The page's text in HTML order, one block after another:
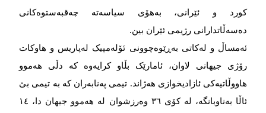
کورد و ئێرانی، بەهۆی سیاسەتە چەقبەستوەکانی
دەسەڵاتدارانی رژیمی ئێران بین.
ئەمساڵ و لەکاتی بەڕێوەچوونی ئۆلەمپیک لەپاریس و هاوکات
رۆژی جیهانی لاوان، ئامارێک بڵاو کرایەوە کە دڵی هەموو
هاووڵاتیەکی ئازادیخوازی هەژاند. تیمی پەنابەران کە بە تیمی بێ
ئاڵا بەناوبانگە، لە کۆی ٣٦ وەرزشوان لە هەموو جیهان دا، ١٤